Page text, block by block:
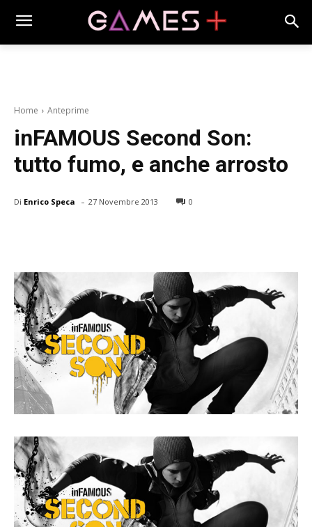
Home Anteprime
inFAMOUS Second Son:
tutto fumo, e anche arrosto
Di Enrico Speca - 27 Novembre 2013 0